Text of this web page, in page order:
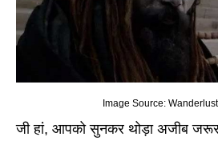
Image Source:
जी हां, आपको सुनकर थोड़ा अजीब